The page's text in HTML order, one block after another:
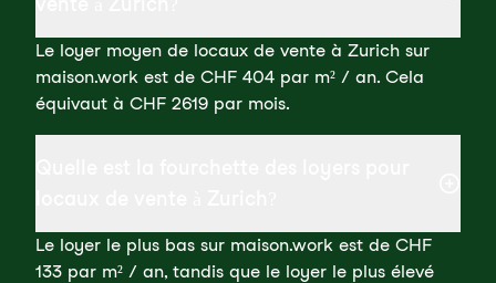
Le loyer moyen de locaux de vente à Zurich sur
maison.work est de CHF 404 par m² / an. Cela
équivaut à CHF 2619 par mois.
Le loyer le plus bas sur maison.work est de CHF
133 par m² / an, tandis que le loyer le plus élevé